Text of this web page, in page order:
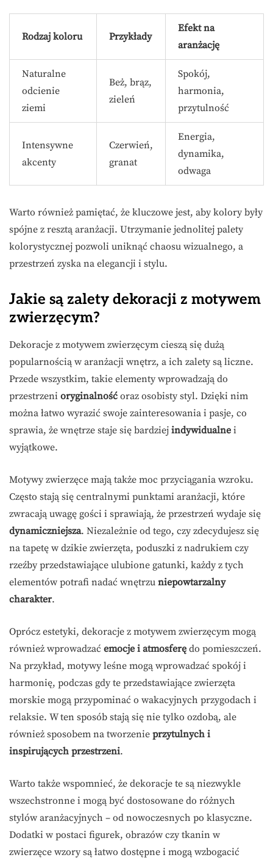
Rodzaj koloru Przykłady
Efekt na
aranżację
Naturalne
odcienie
ziemi
Beż, brąz,
zieleń
Spokój,
harmonia,
przytulność
Intensywne
akcenty
Czerwień,
granat
Energia,
dynamika,
odwaga
Warto również pamiętać, że kluczowe jest, aby kolory były
spójne z resztą aranżacji. Utrzymanie jednolitej palety
kolorystycznej pozwoli uniknąć chaosu wizualnego, a
przestrzeń zyska na elegancji i stylu.
Jakie są zalety dekoracji z motywem
zwierzęcym?
Dekoracje z motywem zwierzęcym cieszą się dużą
popularnością w aranżacji wnętrz, a ich zalety są liczne.
Przede wszystkim, takie elementy wprowadzają do
przestrzeni oryginalność oraz osobisty styl. Dzięki nim
można łatwo wyrazić swoje zainteresowania i pasje, co
sprawia, że wnętrze staje się bardziej indywidualne i
wyjątkowe.
Motywy zwierzęce mają także moc przyciągania wzroku.
Często stają się centralnymi punktami aranżacji, które
zwracają uwagę gości i sprawiają, że przestrzeń wydaje się
dynamiczniejsza. Niezależnie od tego, czy zdecydujesz się
na tapetę w dzikie zwierzęta, poduszki z nadrukiem czy
rzeźby przedstawiające ulubione gatunki, każdy z tych
elementów potrafi nadać wnętrzu niepowtarzalny
charakter.
Oprócz estetyki, dekoracje z motywem zwierzęcym mogą
również wprowadzać emocje i atmosferę do pomieszczeń.
Na przykład, motywy leśne mogą wprowadzać spokój i
harmonię, podczas gdy te przedstawiające zwierzęta
morskie mogą przypominać o wakacyjnych przygodach i
relaksie. W ten sposób stają się nie tylko ozdobą, ale
również sposobem na tworzenie przytulnych i
inspirujących przestrzeni.
Warto także wspomnieć, że dekoracje te są niezwykle
wszechstronne i mogą być dostosowane do różnych
stylów aranżacyjnych – od nowoczesnych po klasyczne.
Dodatki w postaci figurek, obrazów czy tkanin w
zwierzęce wzory są łatwo dostępne i mogą wzbogacić